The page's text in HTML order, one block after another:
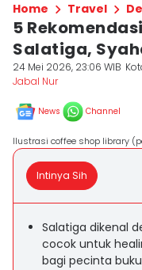
Home Travel
5
Salatiga,
24 Mei 2026, 23:06 WIB
Jabal Nur
News Channel
Ilustrasi coffee shop library
Intinya Sih
Salatiga dikenal
cocok untuk
bagi pecinta